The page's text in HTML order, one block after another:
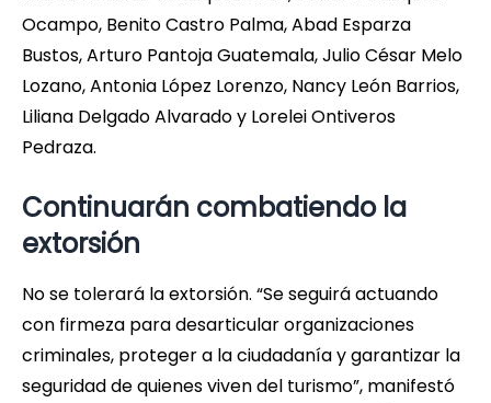
Ocampo, Benito Castro Palma, Abad Esparza
Bustos, Arturo Pantoja Guatemala, Julio César Melo
Lozano, Antonia López Lorenzo, Nancy León Barrios,
Liliana Delgado Alvarado y Lorelei Ontiveros
Pedraza.
Continuarán combatiendo la
extorsión
No se tolerará la extorsión. “Se seguirá actuando
con firmeza para desarticular organizaciones
criminales, proteger a la ciudadanía y garantizar la
seguridad de quienes viven del turismo”, manifestó